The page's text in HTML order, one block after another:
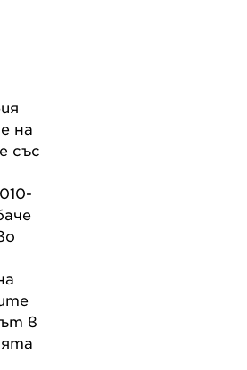
на
със
в